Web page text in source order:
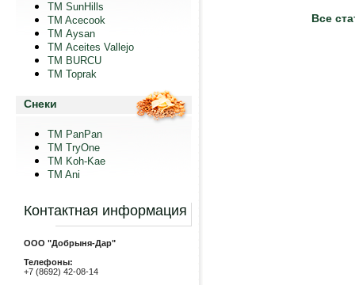
ТМ SunHills
TM Acecook
ТМ Aysan
ТМ Aceites Vallejo
TM BURCU
TM Toprak
Снеки
TM PanPan
ТМ TryOne
ТМ Koh-Kae
TM Ani
Контактная информация
ООО "Добрыня-Дар"
Телефоны:
+7 (8692) 42-08-14
Все